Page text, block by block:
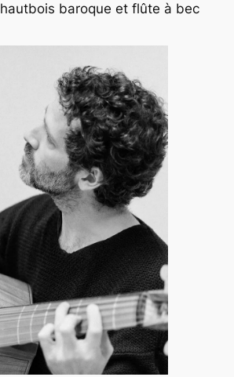
hautbois baroque et flûte à bec